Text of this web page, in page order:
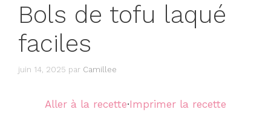
Bols de tofu laqué
faciles
juin 14, 2025 par Camillee
Aller à la recette·Imprimer la recette